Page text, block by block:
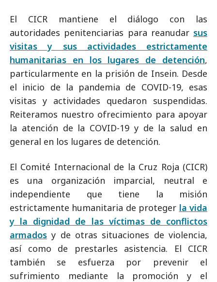
El CICR mantiene el diálogo con las
autoridades penitenciarias para reanudar sus
visitas y sus actividades estrictamente
humanitarias en los lugares de detención,
particularmente en la prisión de Insein. Desde
el inicio de la pandemia de COVID-19, esas
visitas y actividades quedaron suspendidas.
Reiteramos nuestro ofrecimiento para apoyar
la atención de la COVID-19 y de la salud en
general en los lugares de detención.
El Comité Internacional de la Cruz Roja (CICR)
es una organización imparcial, neutral e
independiente que tiene la misión
estrictamente humanitaria de proteger la vida
y la dignidad de las víctimas de conflictos
armados y de otras situaciones de violencia,
así como de prestarles asistencia. El CICR
también se esfuerza por prevenir el
sufrimiento mediante la promoción y el